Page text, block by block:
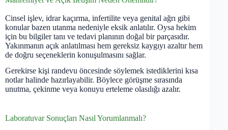
Cinsel işlev, idrar kaçırma, infertilite veya genital ağrı gibi
konular bazen utanma nedeniyle eksik anlatılır. Oysa hekim
için bu bilgiler tanı ve tedavi planının doğal bir parçasıdır.
Yakınmanın açık anlatılması hem gereksiz kaygıyı azaltır hem
de doğru seçeneklerin konuşulmasını sağlar.
Gerekirse kişi randevu öncesinde söylemek istediklerini kısa
notlar halinde hazırlayabilir. Böylece görüşme sırasında
unutma, çekinme veya konuyu erteleme olasılığı azalır.
Laboratuvar Sonuçları Nasıl Yorumlanmalı?